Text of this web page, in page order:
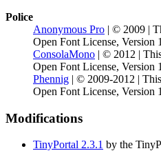
Police
Anonymous Pro | © 2009 |
Open Font License, Version
ConsolaMono | © 2012 |
Open Font License, Version
Phennig | © 2009-2012 |
Open Font License, Version
Modifications
TinyPortal 2.3.1 by the